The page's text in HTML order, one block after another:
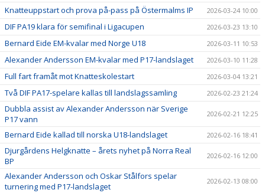
Knatteuppstart och prova på-pass på Östermalms IP 2026-03-24 10:00
DIF PA19 klara för semifinal i Ligacupen 2026-03-23 13:10
Bernard Eide EM-kvalar med Norge U18 2026-03-11 10:53
Alexander Andersson EM-kvalar med P17-landslaget 2026-03-10 11:28
Full fart framåt mot Knatteskolestart 2026-03-04 13:21
Två DIF PA17-spelare kallas till landslagssamling 2026-02-23 21:24
Dubbla assist av Alexander Andersson när Sverige
P17 vann
2026-02-21 12:25
Bernard Eide kallad till norska U18-landslaget 2026-02-16 18:41
Djurgårdens Helgknatte – årets nyhet på Norra Real
BP
2026-02-16 12:00
Alexander Andersson och Oskar Stålfors spelar
turnering med P17-landslaget
2026-02-13 08:00